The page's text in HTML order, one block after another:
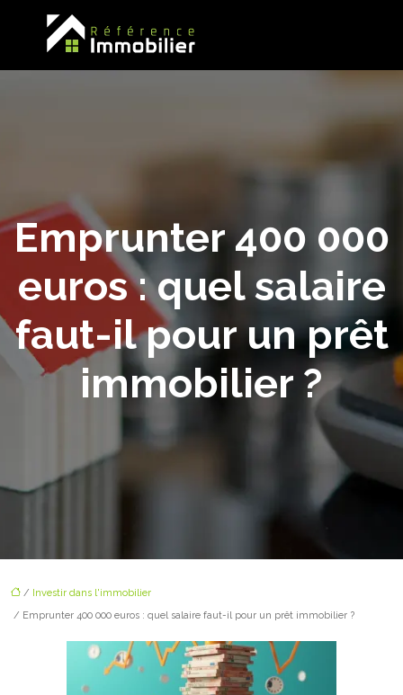
Emprunter 400 000
euros : quel salaire
faut-il pour un prêt
immobilier ?
/ Investir dans l'immobilier
/ Emprunter 400 000 euros : quel salaire faut-il pour un prêt immobilier ?